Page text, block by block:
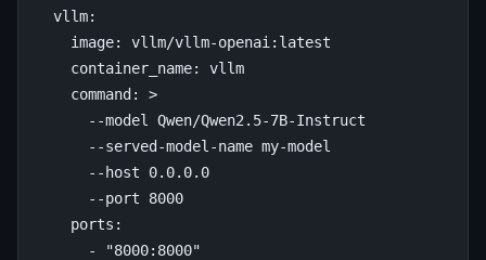
vllm:
image:
vllm/vllm-openai:latest
container_name:
vllm
command :
>
--model Qwen/Qwen2.5-7B-Instruct
--served-model-name my-model
--host 0.0.0.0
--port 8000
ports :
-
"8000:8000"